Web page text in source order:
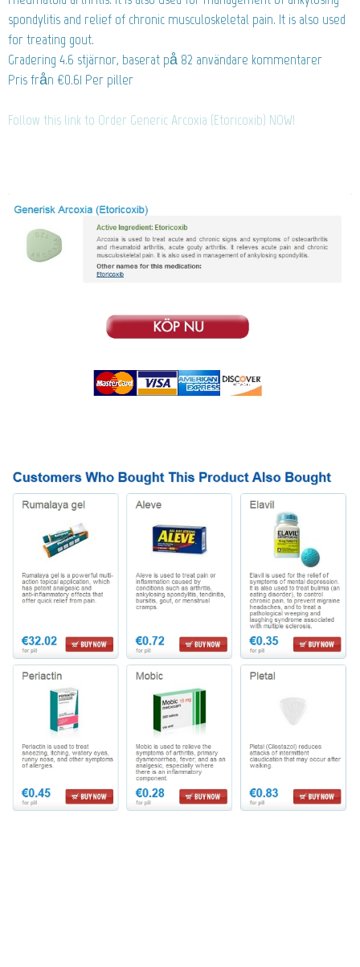
spondylitis and relief of chronic musculoskeletal pain. It is also used
for treating gout.
Gradering 4.6 stjärnor, baserat på 82 användare kommentarer
Pris från €0.61 Per piller
Follow this link to Order Generic Arcoxia (Etoricoxib) NOW!